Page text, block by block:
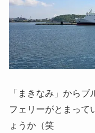
「まきなみ」から
フェリーがとまって
ょうか（笑